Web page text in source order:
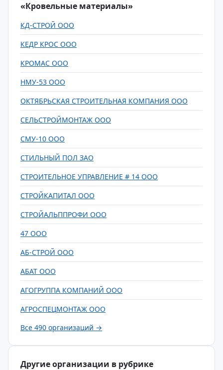
«Кровельные материалы»
КД-СТРОЙ ООО
КЕДР КРОС ООО
КРОМАС ООО
НМУ-53 ООО
ОКТЯБРЬСКАЯ СТРОИТЕЛЬНАЯ КОМПАНИЯ ООО
СЕЛЬСТРОЙМОНТАЖ ООО
СМУ-10 ООО
СТИЛЬНЫЙ ПОЛ ЗАО
СТРОИТЕЛЬНОЕ УПРАВЛЕНИЕ # 14 ООО
СТРОЙКАПИТАЛ ООО
СТРОЙАЛЬППРОФИ ООО
47 ООО
АБ-СТРОЙ ООО
АБАТ ООО
АГОГРУППА КОМПАНИЙ ООО
АГРОСПЕЦМОНТАЖ ООО
Все 490 организаций →
Другие организации в рубрике